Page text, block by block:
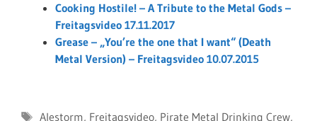
Cooking Hostile! – A Tribute to the Metal Gods –
Freitagsvideo 17.11.2017
Grease – „You’re the one that I want“ (Death
Metal Version) – Freitagsvideo 10.07.2015
Schlagwörter
Alestorm, Freitagsvideo, Pirate Metal Drinking Crew,